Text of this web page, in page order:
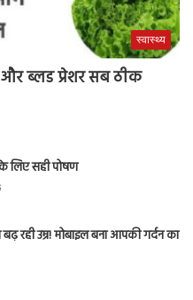
स्वास्थ्य
ब्लड प्रेशर सब ठीक
लिए सही पोषण
रही उम्र! मोबाइल बना आपकी गर्दन का